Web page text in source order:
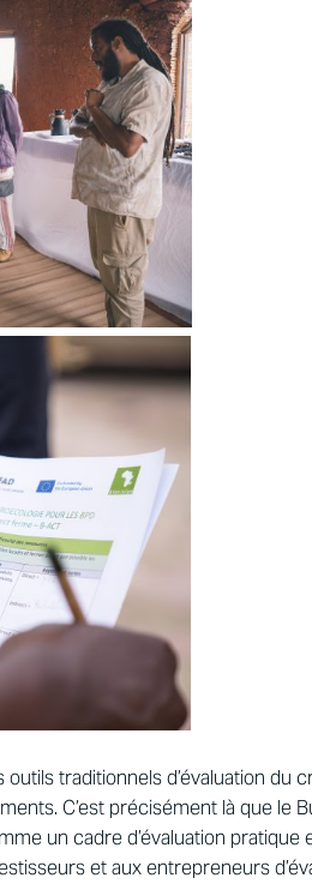
traditionnels d’évaluation du
C’est précisément là que le
un cadre d’évaluation pratique
et aux entrepreneurs